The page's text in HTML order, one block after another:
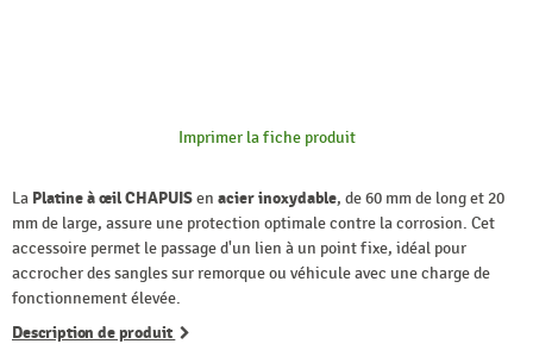
Imprimer la fiche produit
La Platine à œil CHAPUISen acier inoxydable, de 60 mm de long et 20
mm de large, assure une protection optimale contre la corrosion. Cet
accessoire permet le passage d'un lien à un point fixe, idéal pour
accrocher des sangles sur remorque ou véhicule avec une charge de
fonctionnement élevée.
Description de produit